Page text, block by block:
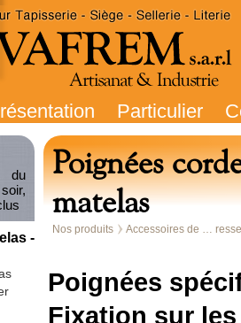
Particulier
du
-
Poignées
matelas
Nos produits Accessoires de …
Poignées
Fixation sur